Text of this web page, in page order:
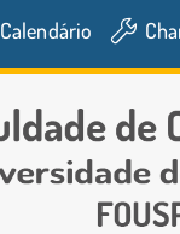
Calendário